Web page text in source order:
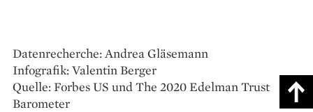
Datenrecherche: Andrea Gläsemann
Infografik: Valentin Berger
Quelle: Forbes US und The 2020 Edelman Trust
Barometer